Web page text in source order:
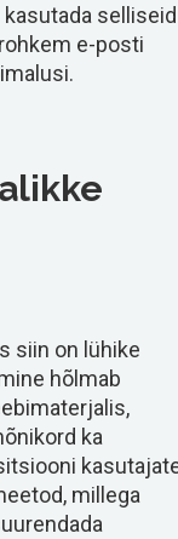
selliseid
e-posti
siin on lühike
hõlmab
ka
millega